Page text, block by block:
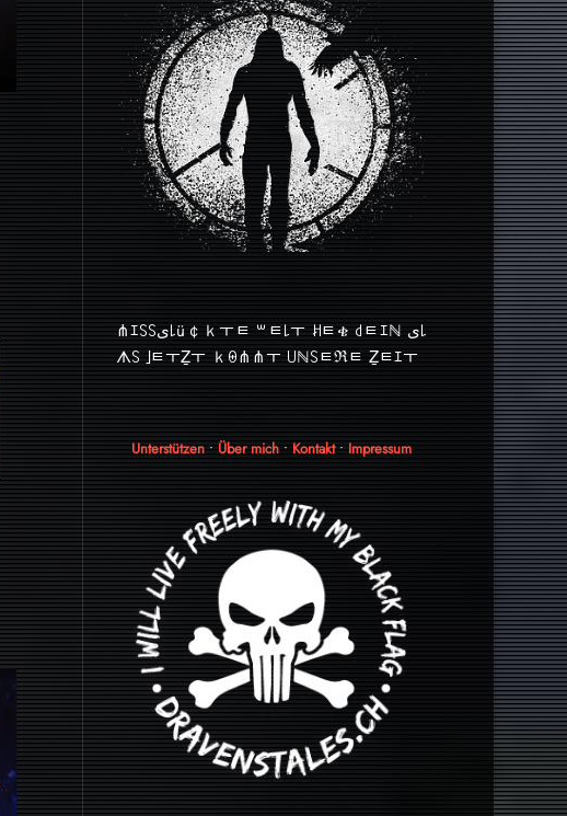
⋔ｴ꒚꒚ﻯ꒒ü￠ｋￓﾼ ꒳ﾼ꒒ￓ ꎧﾼቄ ꒯ﾼｴℕ ﻯ꒒
ᗑ꒚ ｣ﾼￓẔￓ ｋꑙ⋔⋔ￓ ꒤ℕ꒚ﾼℜﾼ Ẕﾼｴￓ
Unterstützen• Über mich• Kontakt• Impressum